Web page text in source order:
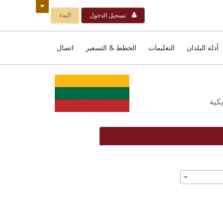
تسجيل الدخول البدء
أدلة البلدان التعليمات الخطط & التسعير اتصال